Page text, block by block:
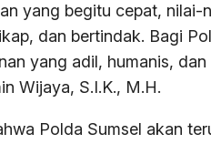
yang begitu cepat,
dan bertindak. Bagi
yang adil, humanis,
Wijaya, S.I.K., M.H.
Polda Sumsel akan